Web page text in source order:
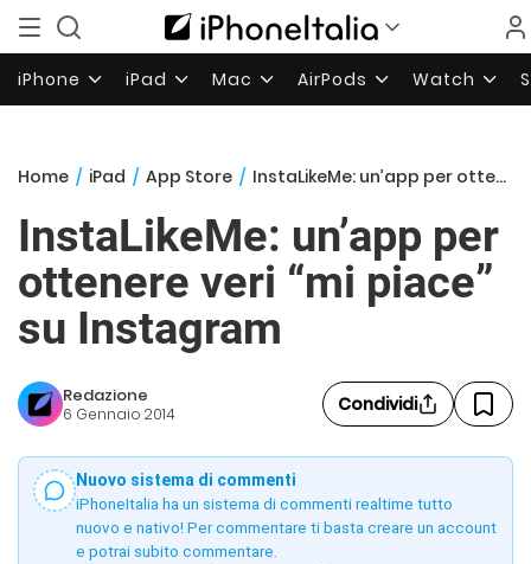
iPhone iPad Mac AirPods Watch
Home / iPad / App Store / InstaLikeMe: un’app per ottenere veri “mi piace” su Instagram
InstaLikeMe: un’app per
ottenere veri “mi piace”
su Instagram
Redazione
6 Gennaio 2014 Condividi
Nuovo sistema di commenti
iPhoneItalia ha un sistema di commenti realtime tutto
nuovo e nativo! Per commentare ti basta creare un account
e potrai subito commentare.